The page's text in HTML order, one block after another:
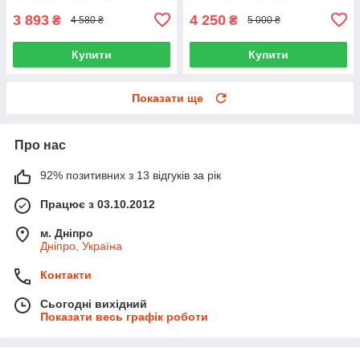
3 893 ₴ 4 580 ₴
Купити
4 250 ₴ 5 000 ₴
Купити
Показати ще
Про нас
92% позитивних з 13 відгуків за рік
Працює з 03.10.2012
м. Дніпро
Дніпро, Україна
Контакти
Сьогодні вихідний
Показати весь графік роботи